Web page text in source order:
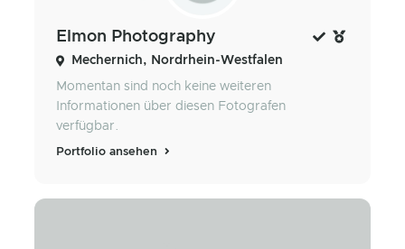
Elmon Photography
Mechernich, Nordrhein-Westfalen
Momentan sind noch keine weiteren
Informationen über diesen Fotografen
verfügbar.
Portfolio ansehen